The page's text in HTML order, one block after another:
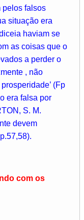
pelos falsos
situação era
haviam se
as coisas que o
a perder o
, não
(Fp
era falsa por
S. M.
devem
com os